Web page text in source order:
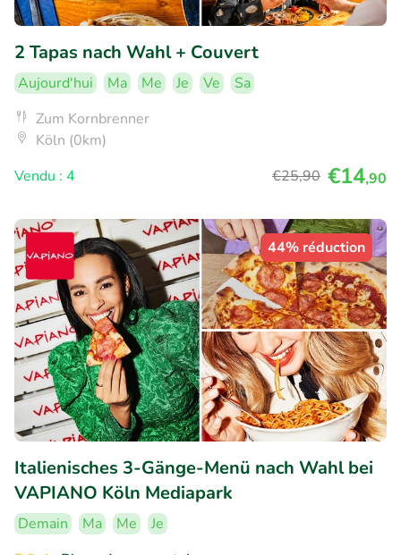
2 Tapas nach Wahl + Couvert
Aujourd'hui Ma Me Je Ve
Sa
Zum Kornbrenner
Köln (0km)
Vendu : 4
€25,90 €14,90
44% réduction
Italienisches 3-Gänge-Menü nach Wahl bei
VAPIANO Köln Mediapark
Demain Ma Me
Je